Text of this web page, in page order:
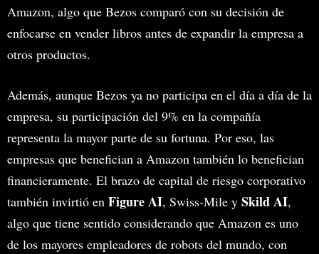
Amazon, algo que Bezos comparó con su decisión de
enfocarse en vender libros antes de expandir la empresa a
otros productos.
Además, aunque Bezos ya no participa en el día a día de la
empresa, su participación del 9% en la compañía
representa la mayor parte de su fortuna. Por eso, las
empresas que benefician a Amazon también lo benefician
financieramente. El brazo de capital de riesgo corporativo
también invirtió en Figure AI, Swiss-Mile y Skild AI,
algo que tiene sentido considerando que Amazon es uno
de los mayores empleadores de robots del mundo, con